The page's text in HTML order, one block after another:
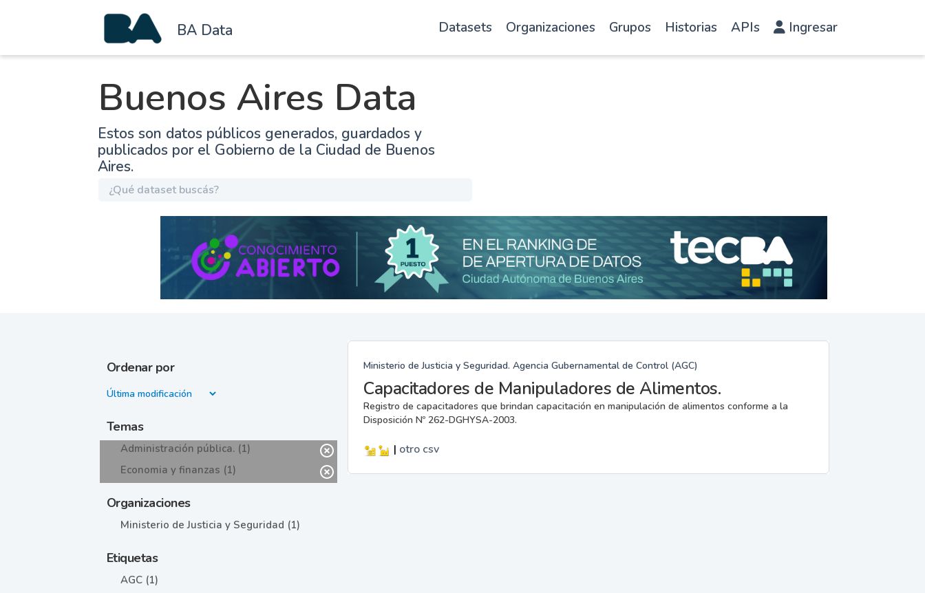
BA Data Datasets Organizaciones Grupos Historias APIs Ingresar
Buenos Aires Data
Estos son datos públicos generados, guardados y
publicados por el Gobierno de la Ciudad de Buenos
Aires.
Ordenar por
Temas
Administración pública. (1)
Economia y finanzas (1)
Organizaciones
Ministerio de Justicia y Seguridad (1)
Etiquetas
AGC (1)
Ministerio de Justicia y Seguridad. Agencia Gubernamental de Control (AGC)
Capacitadores de Manipuladores de Alimentos.
Registro de capacitadores que brindan capacitación en manipulación de alimentos conforme a la
Disposición Nº 262-DGHYSA-2003.
| otro csv